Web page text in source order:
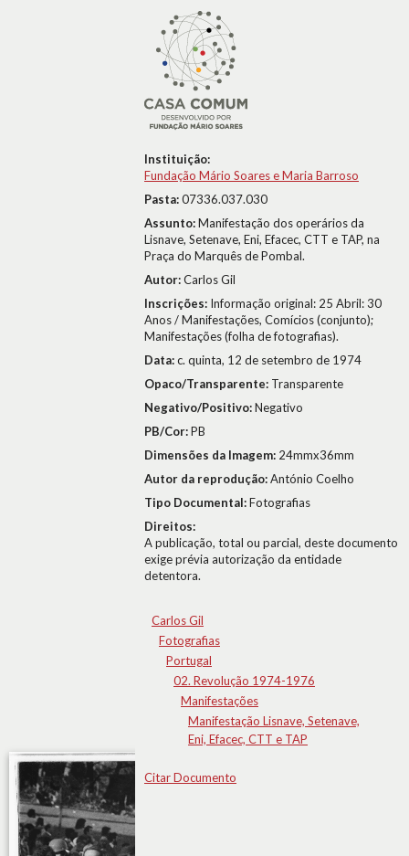
Instituição:
Fundação Mário Soares e Maria Barroso
Pasta:07336.037.030
Assunto:Manifestação dos operários da
Lisnave, Setenave, Eni, Efacec, CTT e TAP, na
Praça do Marquês de Pombal.
Autor:Carlos Gil
Inscrições: Informação original: 25 Abril: 30
Anos / Manifestações, Comícios (conjunto);
Manifestações (folha de fotografias).
Data:c. quinta, 12 de setembro de 1974
Opaco/Transparente: Transparente
Negativo/Positivo:Negativo
PB/Cor:PB
Dimensões da Imagem: 24mmx36mm
Autor da reprodução:António Coelho
Tipo Documental:Fotografias
Direitos:
A publicação, total ou parcial, deste documento
exige prévia autorização da entidade
detentora.
Carlos Gil
Fotografias
Portugal
02. Revolução 1974-1976
Manifestações
Manifestação Lisnave, Setenave,
Eni, Efacec, CTT e TAP
Citar Documento